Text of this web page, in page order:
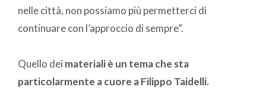
nelle città, non possiamo più permetterci di
continuare con l’approccio di sempre”.
Quello dei materiali è un tema che sta
particolarmente a cuore a Filippo Taidelli.